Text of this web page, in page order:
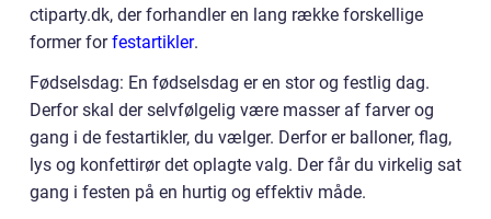
ctiparty.dk, der forhandler en lang række forskellige
former forfestartikler.
Fødselsdag: En fødselsdag er en stor og festlig dag.
Derfor skal der selvfølgelig være masser af farver og
gang i de festartikler, du vælger. Derfor er balloner, flag,
lys og konfettirør det oplagte valg. Der får du virkelig sat
gang i festen på en hurtig og effektiv måde.